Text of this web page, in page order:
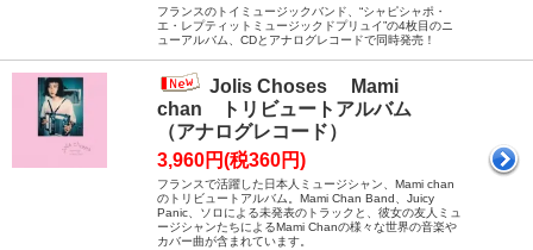
フランスのトイミュージックバンド、“シャピシャポ・
エ・レプティットミュージックドプリュイ”の4枚目のニ
ューアルバム、CDとアナログレコードで同時発売！
Jolis Choses Mami
chan トリビュートアルバム
（アナログレコード）
3,960円(税360円)
フランスで活躍した日本人ミュージシャン、Mami chan
のトリビュートアルバム。Mami Chan Band、Juicy
Panic、ソロによる未発表のトラックと、彼女の友人ミュ
ージシャンたちによるMami Chanの様々な世界の音楽や
カバー曲が含まれています。